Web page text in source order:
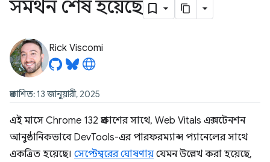
সমর্থন শেষ হয়েছে
Rick Viscomi
প্রকাশিত: 13 জানুয়ারী, 2025
এই মাসে Chrome 132 প্রকাশের সাথে, Web Vitals এক্সটেনশন
আনুষ্ঠানিকভাবে DevTools-এর পারফরম্যান্স প্যানেলের সাথে
একত্রিত হয়েছে। সেপ্টেম্বরের ঘোষণায় যেমন উল্লেখ করা হয়েছে,